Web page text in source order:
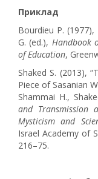
Приклад
Bourdieu P.
G. (ed.), Handbook
of Education,
Shaked S. (2013),
Piece of Sasanian
Shammai H.,
and Transmission
Mysticism and
Israel Academy of
216–75.